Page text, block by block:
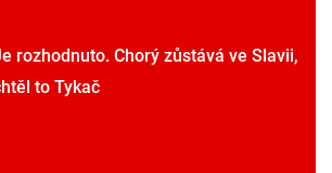
rozhodnuto. Chorý zůstává ve Slavii,
to Tykač